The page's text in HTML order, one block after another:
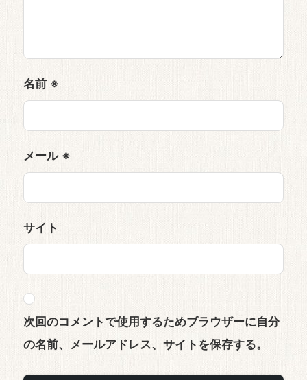
名前 ※
メール ※
サイト
次回のコメントで使用するためブラウザーに自分
の名前、メールアドレス、サイトを保存する。